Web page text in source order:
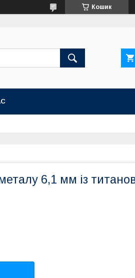
Кошик
6,1 мм із